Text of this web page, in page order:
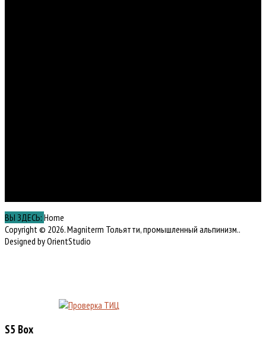
ВЫ ЗДЕСЬ: Home
Copyright © 2026. Magniterm Тольятти, промышленный альпинизм..
Designed by OrientStudio
S5 Box